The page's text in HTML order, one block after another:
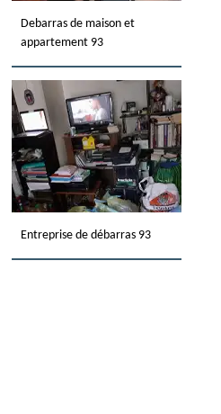
Debarras de maison et
appartement 93
Entreprise de débarras 93